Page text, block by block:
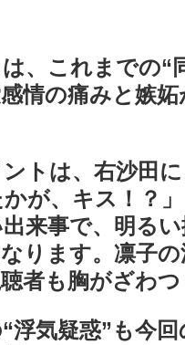
、これまでの“
情の痛みと嫉
トは、右沙田
が、キス！？
来事で、明る
ります。凛子
者も胸がざわつ
浮気疑惑”も今